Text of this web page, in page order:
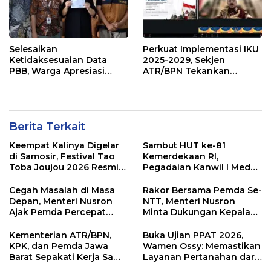
Selesaikan
Ketidaksesuaian Data
PBB, Warga Apresiasi
Perkuat Implementasi IKU
2025-2029, Sekjen
ATR/BPN Tekankan
Berita Terkait
Keempat Kalinya Digelar
di Samosir, Festival Tao
Toba Joujou 2026 Resmi
Sambut HUT ke-81
Kemerdekaan RI,
Pegadaian Kanwil I Medan
Bertajuk “Play Together,
Grow Together”
Cegah Masalah di Masa
Depan, Menteri Nusron
Ajak Pemda Percepat
Ibadah di NTT
Rakor Bersama Pemda Se-
NTT, Menteri Nusron
Minta Dukungan Kepala
Transformasi Layanan
Pertanahan
Kementerian ATR/BPN,
KPK, dan Pemda Jawa
Barat Sepakati Kerja Sama
Buka Ujian PPAT 2026,
Wamen Ossy: Memastikan
Layanan Pertanahan dari